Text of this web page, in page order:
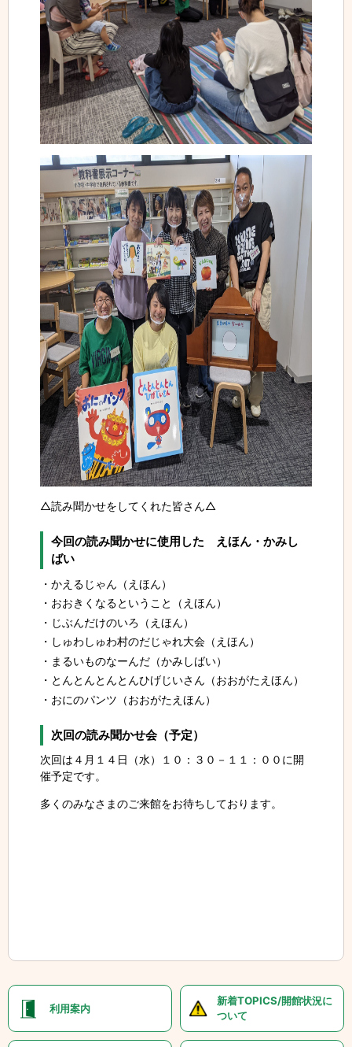
△読み聞かせをしてくれた皆さん△
今回の読み聞かせに使用した えほん・かみし
ばい
かえるじゃん（えほん）
おおきくなるということ（えほん）
じぶんだけのいろ（えほん）
しゅわしゅわ村のだじゃれ大会（えほん）
まるいものなーんだ（かみしばい）
とんとんとんとんひげじいさん（おおがたえほん）
おにのパンツ（おおがたえほん）
次回の読み聞かせ会（予定）
次回は４月１４日（水）１０：３０－１１：００に開
催予定です。
多くのみなさまのご来館をお待ちしております。
利用案内
新着TOPICS/開館状況に
ついて